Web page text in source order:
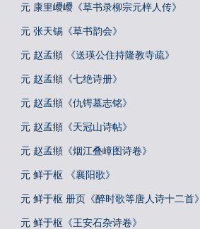
元 康里巎巎《草书录柳宗元梓人传》
元 张天锡《草书韵会》
元 赵孟頫 《送瑛公住持隆教寺疏》
元 赵孟頫《七绝诗册》
元 赵孟頫《仇锷墓志铭》
元 赵孟頫《天冠山诗帖》
元 赵孟頫《烟江叠嶂图诗卷》
元 鲜于枢 《襄阳歌》
元 鲜于枢 册页《醉时歌等唐人诗十二首》
元 鲜于枢《王安石杂诗卷》